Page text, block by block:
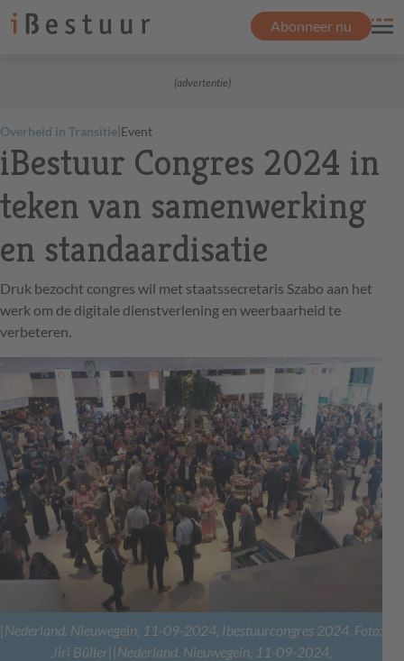
Abonneer nu
(advertentie)
Overheid in Transitie|Event
iBestuur Congres 2024 in
teken van samenwerking
en standaardisatie
Druk bezocht congres wil met staatssecretaris Szabo aan het
werk om de digitale dienstverlening en weerbaarheid te
verbeteren.
|Nederland. Nieuwegein, 11-09-2024, Ibestuurcongres 2024. Foto:
Jiri Büller||Nederland. Nieuwegein, 11-09-2024,